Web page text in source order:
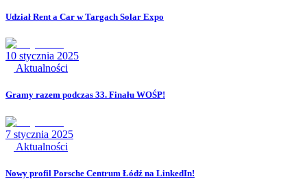
Udział Rent a Car w Targach Solar Expo
10 stycznia 2025
Aktualności
Gramy razem podczas 33. Finału WOŚP!
7 stycznia 2025
Aktualności
Nowy profil Porsche Centrum Łódź na LinkedIn!